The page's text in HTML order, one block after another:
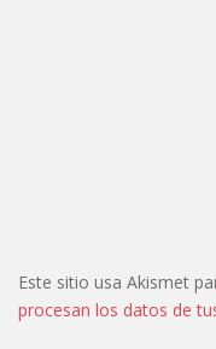
Este sitio usa Akismet
procesan los datos de